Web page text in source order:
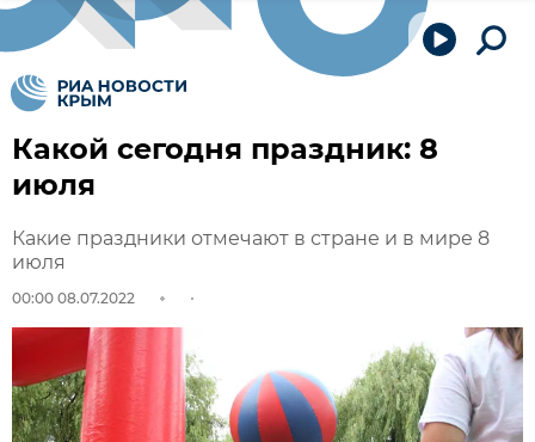
Какой сегодня праздник: 8
июля
Какие праздники отмечают в стране и в мире 8
июля
00:00 08.07.2022